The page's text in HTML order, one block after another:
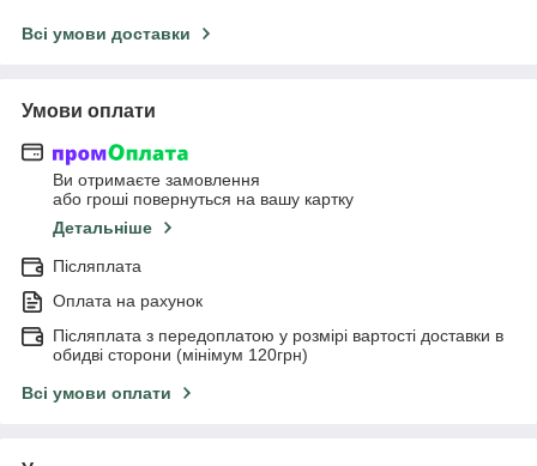
Всі умови доставки
Умови оплати
Ви отримаєте замовлення
або гроші повернуться на вашу картку
Детальніше
Післяплата
Оплата на рахунок
Післяплата з передоплатою у розмірі вартості доставки в
обидві сторони (мінімум 120грн)
Всі умови оплати